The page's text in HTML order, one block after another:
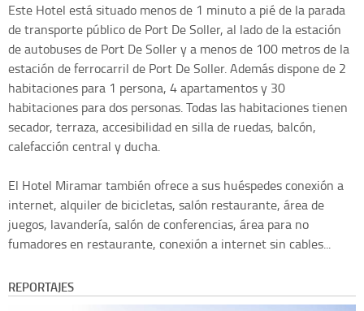
Este Hotel está situado menos de 1 minuto a pié de la parada
de transporte público de Port De Soller, al lado de la estación
de autobuses de Port De Soller y a menos de 100 metros de la
estación de ferrocarril de Port De Soller. Además dispone de 2
habitaciones para 1 persona, 4 apartamentos y 30
habitaciones para dos personas. Todas las habitaciones tienen
secador, terraza, accesibilidad en silla de ruedas, balcón,
calefacción central y ducha.
El Hotel Miramar también ofrece a sus huéspedes conexión a
internet, alquiler de bicicletas, salón restaurante, área de
juegos, lavandería, salón de conferencias, área para no
fumadores en restaurante, conexión a internet sin cables...
REPORTAJES